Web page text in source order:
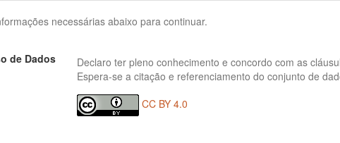
necessárias abaixo para continuar.
de Dados Declaro ter pleno conhecimento e concordo com as
Espera-se a citação e referenciamento do conjunto de
CC BY 4.0